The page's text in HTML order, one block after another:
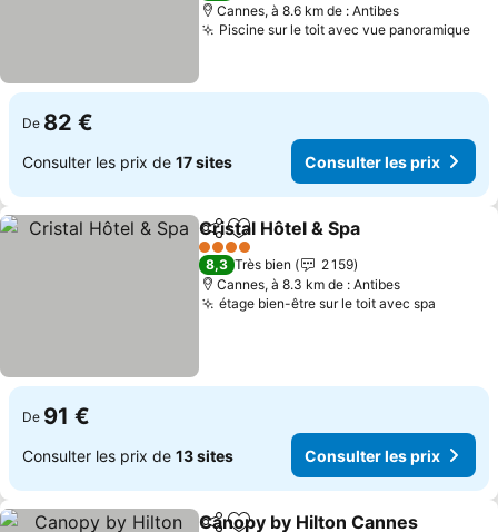
Cannes, à 8.6 km de : Antibes
Piscine sur le toit avec vue panoramique
De 82 €
Consulter les prix de 17 sites Consulter les prix
PartagerAjouter à mes favoris
Cristal Hôtel & Spa
4 Étoiles
8,3 Très bien
2 159
Cannes, à 8.3 km de : Antibes
étage bien-être sur le toit avec spa
De 91 €
Consulter les prix de 13 sites Consulter les prix
Canopy by Hilton Cannes